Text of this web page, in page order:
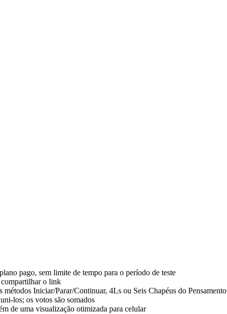
pago, sem limite de tempo para o período de teste
compartilhar o link
Iniciar/Parar/Continuar, 4Ls ou Seis Chapéus do Pensamento
los; os votos são somados
de uma visualização otimizada para celular